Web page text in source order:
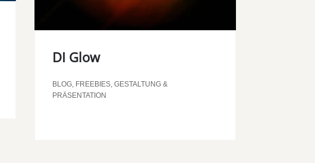
DI Glow
BLOG, FREEBIES, GESTALTUNG &
PRÄSENTATION